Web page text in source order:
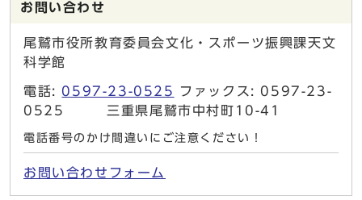
お問い合わせ
尾鷲市役所教育委員会文化・スポーツ振興課天文
科学館
電話: 0597-23-0525
ファックス: 0597-23-
0525 三重県尾鷲市中村町10-41
電話番号のかけ間違いにご注意ください！
お問い合わせフォーム